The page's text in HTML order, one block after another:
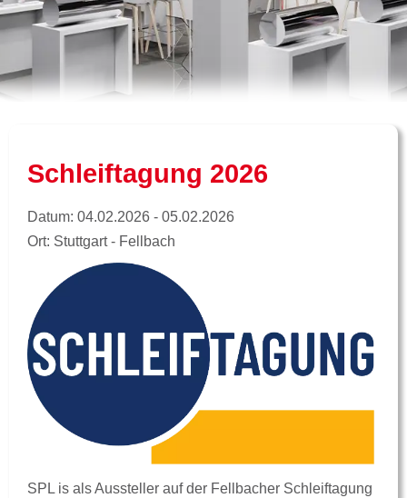
Schleiftagung 2026
Datum: 04.02.2026 - 05.02.2026
Ort: Stuttgart - Fellbach
SPL is als Aussteller auf der Fellbacher Schleiftagung